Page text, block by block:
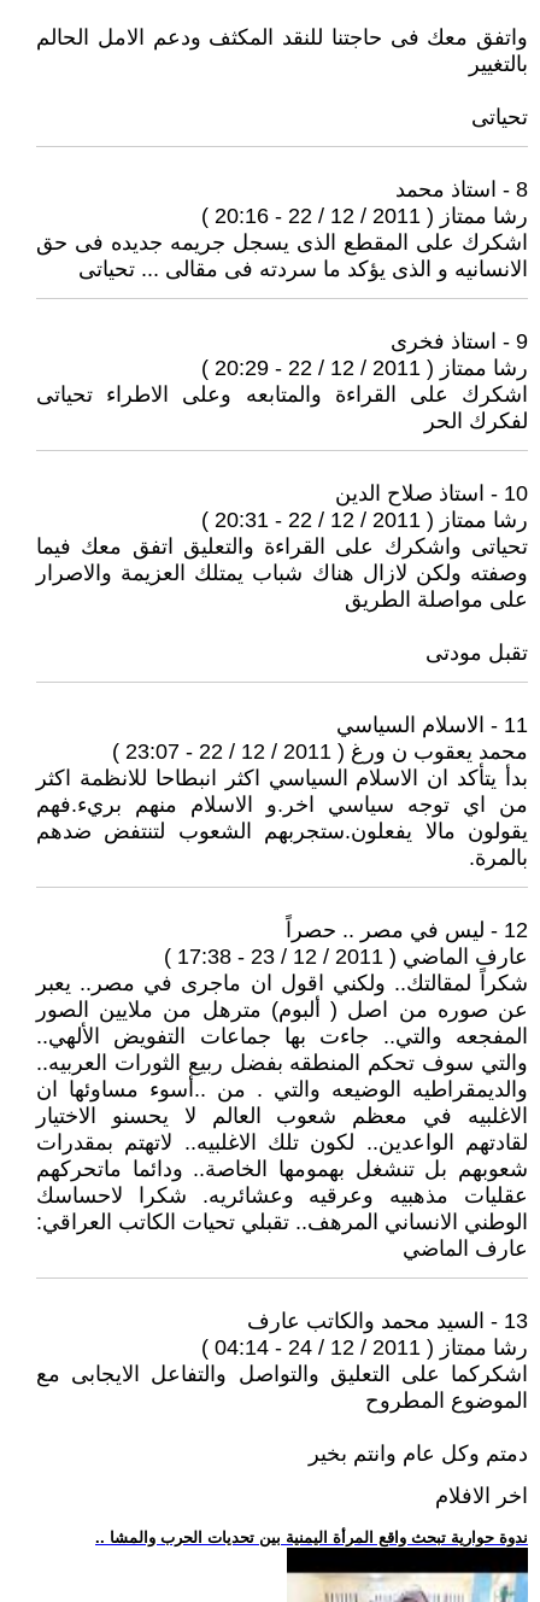
واتفق معك فى حاجتنا للنقد المكثف ودعم الامل الحالم
بالتغيير
تحياتى
8 - استاذ محمد
رشا ممتاز ( 2011 / 12 / 22 - 20:16 )
اشكرك على المقطع الذى يسجل جريمه جديده فى حق
الانسانيه و الذى يؤكد ما سردته فى مقالى ... تحياتى
9 - استاذ فخرى
رشا ممتاز ( 2011 / 12 / 22 - 20:29 )
اشكرك على القراءة والمتابعه وعلى الاطراء تحياتى
لفكرك الحر
10 - استاذ صلاح الدين
رشا ممتاز ( 2011 / 12 / 22 - 20:31 )
تحياتى واشكرك على القراءة والتعليق اتفق معك فيما
وصفته ولكن لازال هناك شباب يمتلك العزيمة والاصرار
على مواصلة الطريق
تقبل مودتى
11 - الاسلام السياسي
محمد يعقوب ن ورغ ( 2011 / 12 / 22 - 23:07 )
بدأ يتأكد ان الاسلام السياسي اكثر انبطاحا للانظمة اكثر
من اي توجه سياسي اخر.و الاسلام منهم بريء.فهم
يقولون مالا يفعلون.ستجربهم الشعوب لتنتفض ضدهم
بالمرة.
12 - ليس في مصر .. حصراً
عارف الماضي ( 2011 / 12 / 23 - 17:38 )
شكراً لمقالتك.. ولكني اقول ان ماجرى في مصر.. يعبر
عن صوره من اصل ( ألبوم) مترهل من ملايين الصور
المفجعه والتي.. جاءت بها جماعات التفويض الألهي..
والتي سوف تحكم المنطقه بفضل ربيع الثورات العربيه..
والديمقراطيه الوضيعه والتي . من ..أسوء مساوئها ان
الاغلبيه في معظم شعوب العالم لا يحسنو الاختيار
لقادتهم الواعدين.. لكون تلك الاغلبيه.. لاتهتم بمقدرات
شعوبهم بل تنشغل بهمومها الخاصة.. ودائما ماتحركهم
عقليات مذهبيه وعرقيه وعشائريه. شكرا لاحساسك
الوطني الانساني المرهف.. تقبلي تحيات الكاتب العراقي:
عارف الماضي
13 - السيد محمد والكاتب عارف
رشا ممتاز ( 2011 / 12 / 24 - 04:14 )
اشكركما على التعليق والتواصل والتفاعل الايجابى مع
الموضوع المطروح
دمتم وكل عام وانتم بخير
اخر الافلام
.. ندوة حوارية تبحث واقع المرأة اليمنية بين تحديات الحرب والمشا